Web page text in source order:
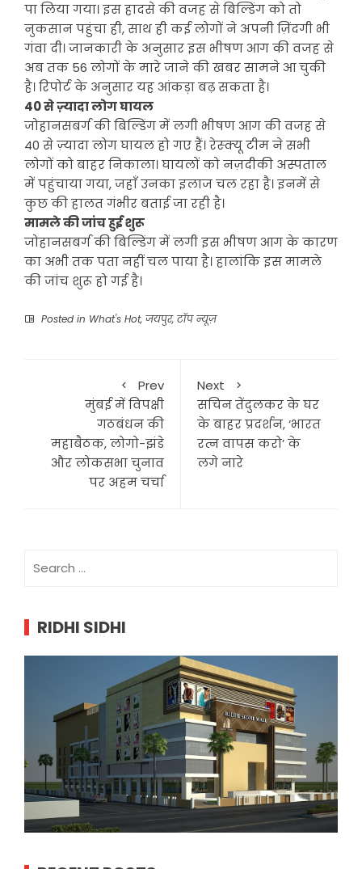
पा लिया गया। इस हादसे की वजह से बिल्डिंग को तो
नुकसान पहुंचा ही, साथ ही कई लोगों ने अपनी ज़िंदगी भी
गंवा दी। जानकारी के अनुसार इस भीषण आग की वजह से
अब तक 56 लोगों के मारे जाने की खबर सामने आ चुकी
है। रिपोर्ट के अनुसार यह आंकड़ा बढ़ सकता है।
40 से ज़्यादा लोग घायल
जोहानसबर्ग की बिल्डिंग में लगी भीषण आग की वजह से
40 से ज़्यादा लोग घायल हो गए हैं। रेस्क्यू टीम ने सभी
लोगों को बाहर निकाला। घायलों को नज़दीकी अस्पताल
में पहुंचाया गया, जहाँ उनका इलाज चल रहा है। इनमें से
कुछ की हालत गंभीर बताई जा रही है।
मामले की जांच हुई शुरू
जोहानसबर्ग की बिल्डिंग में लगी इस भीषण आग के कारण
का अभी तक पता नहीं चल पाया है। हालांकि इस मामले
की जांच शुरू हो गई है।
Posted in What's Hot, जयपुर, टॉप न्यूज़
Prev
मुंबई में विपक्षी
गठबंधन की
महाबैठक, लोगो-झंडे
और लोकसभा चुनाव
पर अहम चर्चा
Next
सचिन तेंदुलकर के घर
के बाहर प्रदर्शन, ‘भारत
रत्न वापस करो’ के
लगे नारे
for:
RIDHI SIDHI